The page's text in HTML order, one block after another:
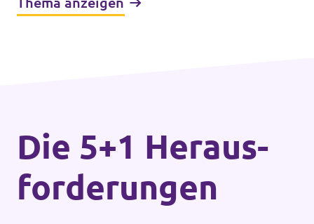
Die 5+1 Heraus­
forderungen